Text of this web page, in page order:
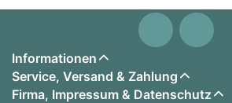
Informationen
Service, Versand & Zahlung
Firma, Impressum & Datenschutz